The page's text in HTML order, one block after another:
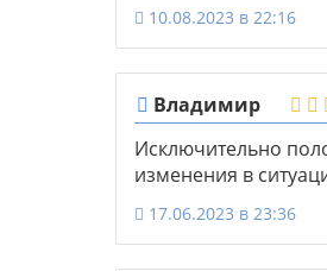
10.08.2023 в 22:16
Владимир
Исключительно
изменения в
17.06.2023 в 23:36